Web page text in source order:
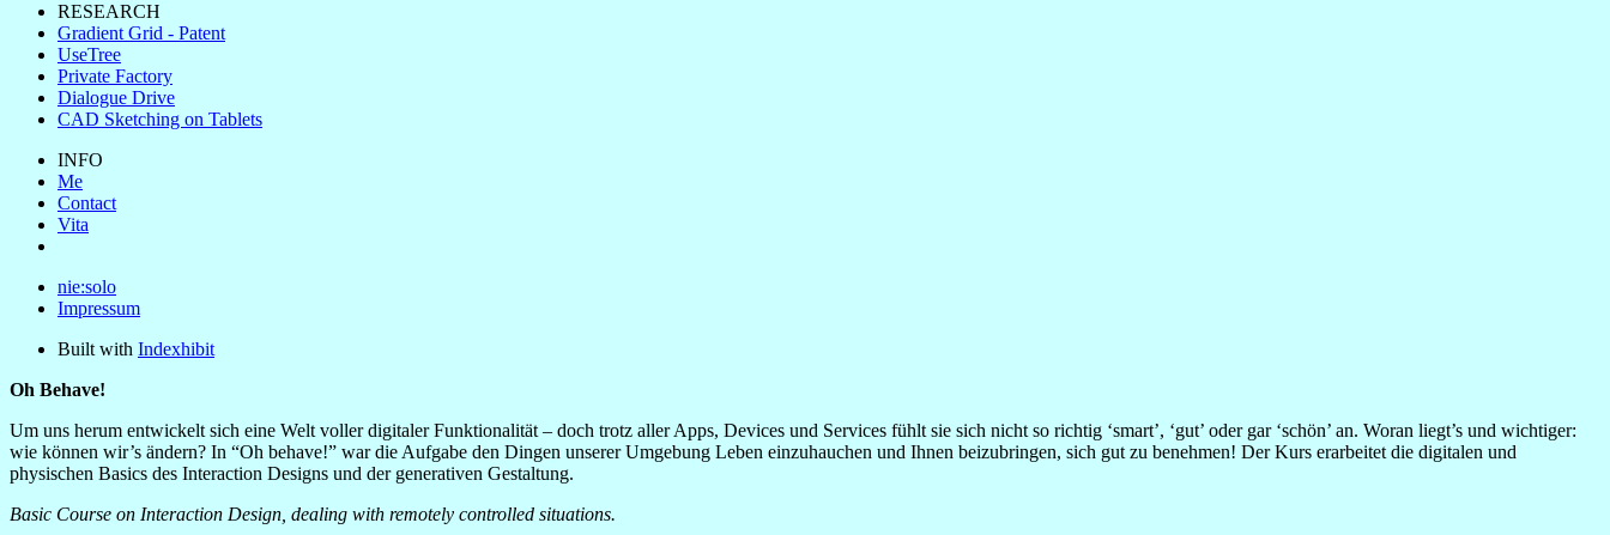
RESEARCH
Gradient Grid - Patent
UseTree
Private Factory
Dialogue Drive
CAD Sketching on Tablets
INFO
Me
Contact
Vita
nie:solo
Impressum
Built with Indexhibit
Oh Behave!
Um uns herum entwickelt sich eine Welt voller digitaler Funktionalität – doch trotz aller Apps, Devices und Services fühlt sie sich nicht so richtig ‘smart’, ‘gut’ oder gar ‘schön’ an. Woran liegt’s und wichtiger:
wie können wir’s ändern? In “Oh behave!” war die Aufgabe den Dingen unserer Umgebung Leben einzuhauchen und Ihnen beizubringen, sich gut zu benehmen! Der Kurs erarbeitet die digitalen und
physischen Basics des Interaction Designs und der generativen Gestaltung.
Basic Course on Interaction Design, dealing with remotely controlled situations.